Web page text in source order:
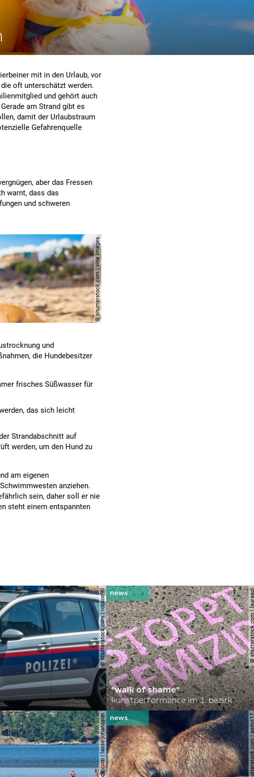
mit in den Urlaub, vor
oft unterschätzt werden.
und gehört auch
am Strand gibt es
damit der Urlaubstraum
Gefahrenquelle
aber das Fressen
warnt, dass das
und schweren
© shutterstock.com | vibe images
und
die Hundebesitzer
frisches Süßwasser für
das sich leicht
Strandabschnitt auf
werden, um den Hund zu
am eigenen
anziehen.
sein, daher soll er nie
steht einem entspannten
© shutterstock.com | robson90 ©
"walk of shame"
kunstperformance im 1. bezirk
©